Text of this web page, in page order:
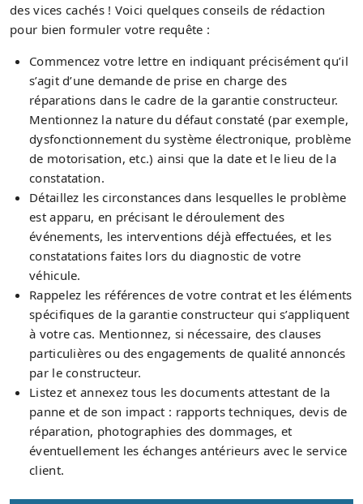
des vices cachés ! Voici quelques conseils de rédaction
pour bien formuler votre requête :
Commencez votre lettre en indiquant précisément qu’il
s’agit d’une demande de prise en charge des
réparations dans le cadre de la garantie constructeur.
Mentionnez la nature du défaut constaté (par exemple,
dysfonctionnement du système électronique, problème
de motorisation, etc.) ainsi que la date et le lieu de la
constatation.
Détaillez les circonstances dans lesquelles le problème
est apparu, en précisant le déroulement des
événements, les interventions déjà effectuées, et les
constatations faites lors du diagnostic de votre
véhicule.
Rappelez les références de votre contrat et les éléments
spécifiques de la garantie constructeur qui s’appliquent
à votre cas. Mentionnez, si nécessaire, des clauses
particulières ou des engagements de qualité annoncés
par le constructeur.
Listez et annexez tous les documents attestant de la
panne et de son impact : rapports techniques, devis de
réparation, photographies des dommages, et
éventuellement les échanges antérieurs avec le service
client.